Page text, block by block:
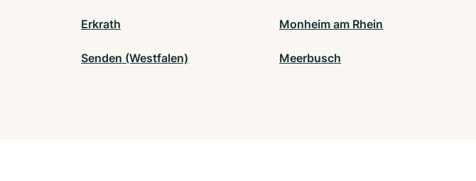
Erkrath Monheim am Rhein
Senden (Westfalen) Meerbusch